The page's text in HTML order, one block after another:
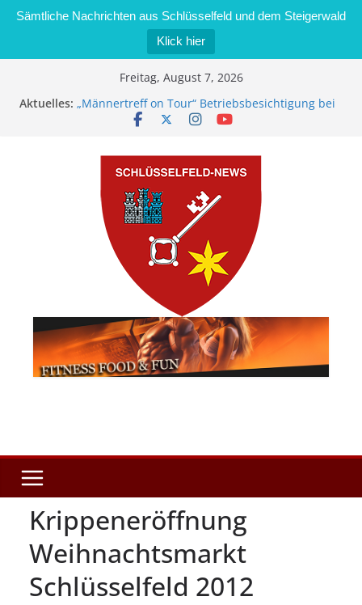
Sämtliche Nachrichten aus Schlüsselfeld und dem Steigerwald
Klick hier
Freitag, August 7, 2026
Aktuelles: „Männertreff on Tour“ Betriebsbesichtigung bei
der Schreinerei Zimmermann GmbH
Brand in Sägewerk in Bernroth schnell unter
Kontrolle
Stadt Schlüsselfeld bietet Online-Anmeldung für
Kindergartenplätze an
Dieseldiebstahl im Wert von 600 Euro
Krippeneröffnung
Weihnachtsmarkt
Schlüsselfeld 2012